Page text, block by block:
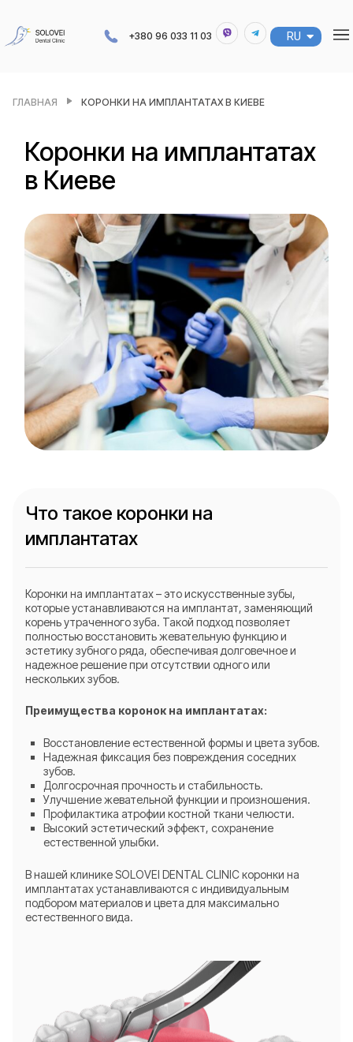
+380 96 033 11 03 RU
UA
ГЛАВНАЯ КОРОНКИ НА ИМПЛАНТАТАХ В КИЕВЕ
Коронки на имплантатах
в Киеве
Что такое коронки на
имплантатах
Коронки на имплантатах – это искусственные зубы,
которые устанавливаются на имплантат, заменяющий
корень утраченного зуба. Такой подход позволяет
полностью восстановить жевательную функцию и
эстетику зубного ряда, обеспечивая долговечное и
надежное решение при отсутствии одного или
нескольких зубов.
Преимущества коронок на имплантатах:
Восстановление естественной формы и цвета зубов.
Надежная фиксация без повреждения соседних
зубов.
Долгосрочная прочность и стабильность.
Улучшение жевательной функции и произношения.
Профилактика атрофии костной ткани челюсти.
Высокий эстетический эффект, сохранение
естественной улыбки.
В нашей клинике SOLOVEI DENTAL CLINIC коронки на
имплантатах устанавливаются с индивидуальным
подбором материалов и цвета для максимально
естественного вида.